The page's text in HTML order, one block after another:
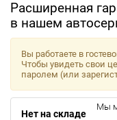
Расширенная
в нашем
Вы работаете в
Чтобы увидеть свои
паролем (или
Нет на складе
Мы